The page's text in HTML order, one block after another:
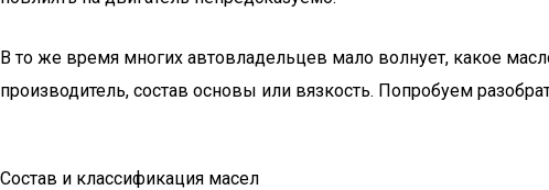
В то же время многих автовладельцев мало волнует, какое
производитель, состав основы или вязкость. Попробуем
Состав и классификация масел